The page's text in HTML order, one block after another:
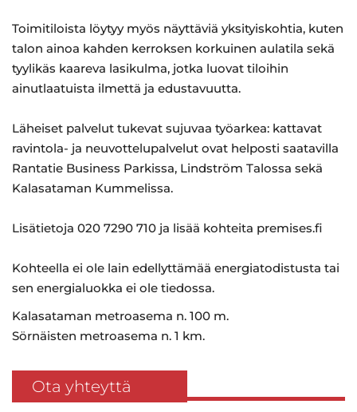
Toimitiloista löytyy myös näyttäviä yksityiskohtia, kuten
talon ainoa kahden kerroksen korkuinen aulatila sekä
tyylikäs kaareva lasikulma, jotka luovat tiloihin
ainutlaatuista ilmettä ja edustavuutta.
Läheiset palvelut tukevat sujuvaa työarkea: kattavat
ravintola- ja neuvottelupalvelut ovat helposti saatavilla
Rantatie Business Parkissa, Lindström Talossa sekä
Kalasataman Kummelissa.
Lisätietoja 020 7290 710 ja lisää kohteita premises.fi
Kohteella ei ole lain edellyttämää energiatodistusta tai
sen energialuokka ei ole tiedossa.
Kalasataman metroasema n. 100 m.
Sörnäisten metroasema n. 1 km.
Ota yhteyttä